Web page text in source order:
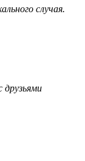
случая.
друзьями